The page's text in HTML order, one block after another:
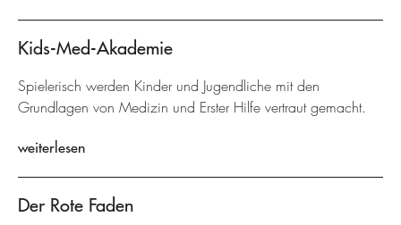
Kids-Med-Akademie
Spielerisch werden Kinder und Jugendliche mit den
Grundlagen von Medizin und Erster Hilfe vertraut gemacht.
weiterlesen
Der Rote Faden